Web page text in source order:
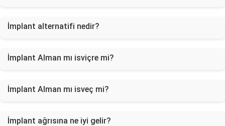
İmplant alternatifi nedir?
İmplant Alman mı isviçre mi?
İmplant Alman mı isveç mi?
İmplant ağrısına ne iyi gelir?